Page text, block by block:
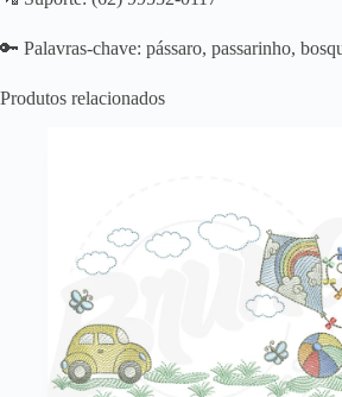
🔑 Palavras-chave: pássaro, passarinho,
Produtos relacionados